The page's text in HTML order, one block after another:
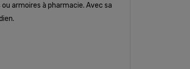
armoires à pharmacie. Avec sa